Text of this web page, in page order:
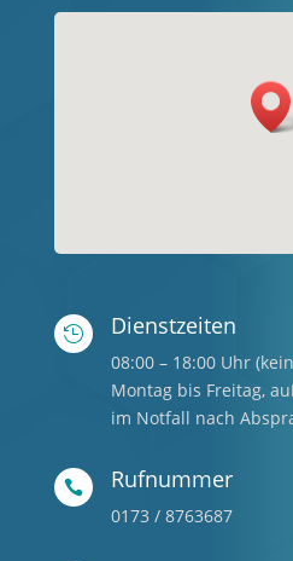
 Dienstzeiten
08:00 – 18:00 Uhr
Montag bis Freitag,
im Notfall nach
 Rufnummer
0173 / 8763687